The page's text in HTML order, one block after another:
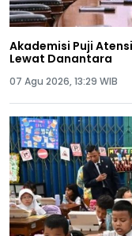
Akademisi Puji
Lewat Danantara
07 Agu 2026, 13:29 WIB